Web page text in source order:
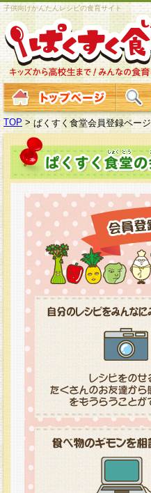
子供向けかんたんレシピの食育サイト
TOP > ぱくすく食堂会員登録ページ